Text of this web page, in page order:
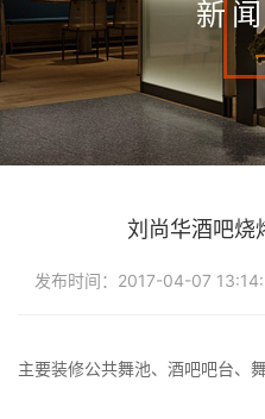
新
刘尚华酒吧烧
发布时间：2017-04-07
主要装修公共舞池、酒吧吧台、舞